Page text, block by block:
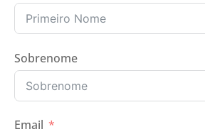
Sobrenome
Email